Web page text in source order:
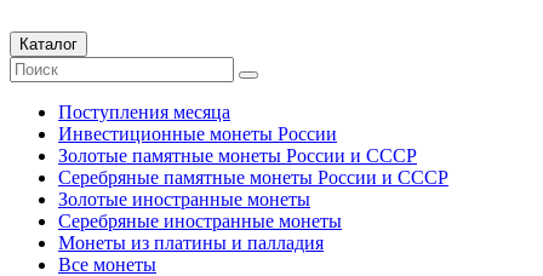
Каталог
Поступления месяца
Инвестиционные монеты России
Золотые памятные монеты России и СССР
Серебряные памятные монеты России и СССР
Золотые иностранные монеты
Серебряные иностранные монеты
Монеты из платины и палладия
Все монеты